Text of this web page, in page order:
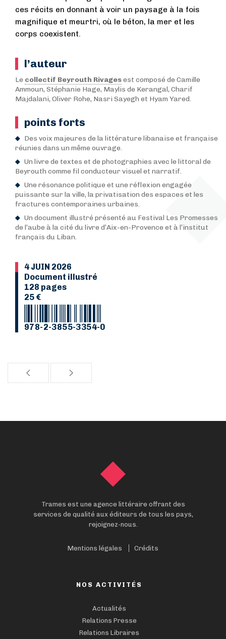
ces récits en donnant à voir un paysage à la fois
magnifique et meurtri, où le béton, la mer et les
corps coexistent.
l’auteur
Le collectif Beyrouth Rivagesest composé de Camille
Ammoun, Stéphanie Hage, Maylis de Kerangal, Charif
Majdalani, Oliver Rohe, Nasri Sayegh et Hyam Yared.
points forts
Des voix majeures de la littérature libanaise et française
réunies dans un même ouvrage.
Un livre de textes et de photographies avec le littoral de
Beyrouth comme fil conducteur visuel et narratif.
Une résonance politique et une réflexion engagée
puissante sur la ville, la privatisation des espaces et les
fractures contemporaines urbaines.
Un document illustré présenté au Festival Les Promesses
de l’aube à la cité du livre d’Aix-en-Provence et à l’institut
français du Liban.
4 JUIN 2026
Document illustré
128 pages
25 €
978-2-3855-3354-0
Trames est une agence littéraire offrant des
services de qualité aux éditeurs de tous les pays,
rejoignez-nous.
Mentions légales Crédits
NOS ACTIVITÉS
Actualités
Relations Presse
Relations Libraires